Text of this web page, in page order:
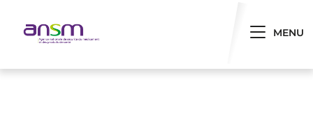
Toggle
MENU